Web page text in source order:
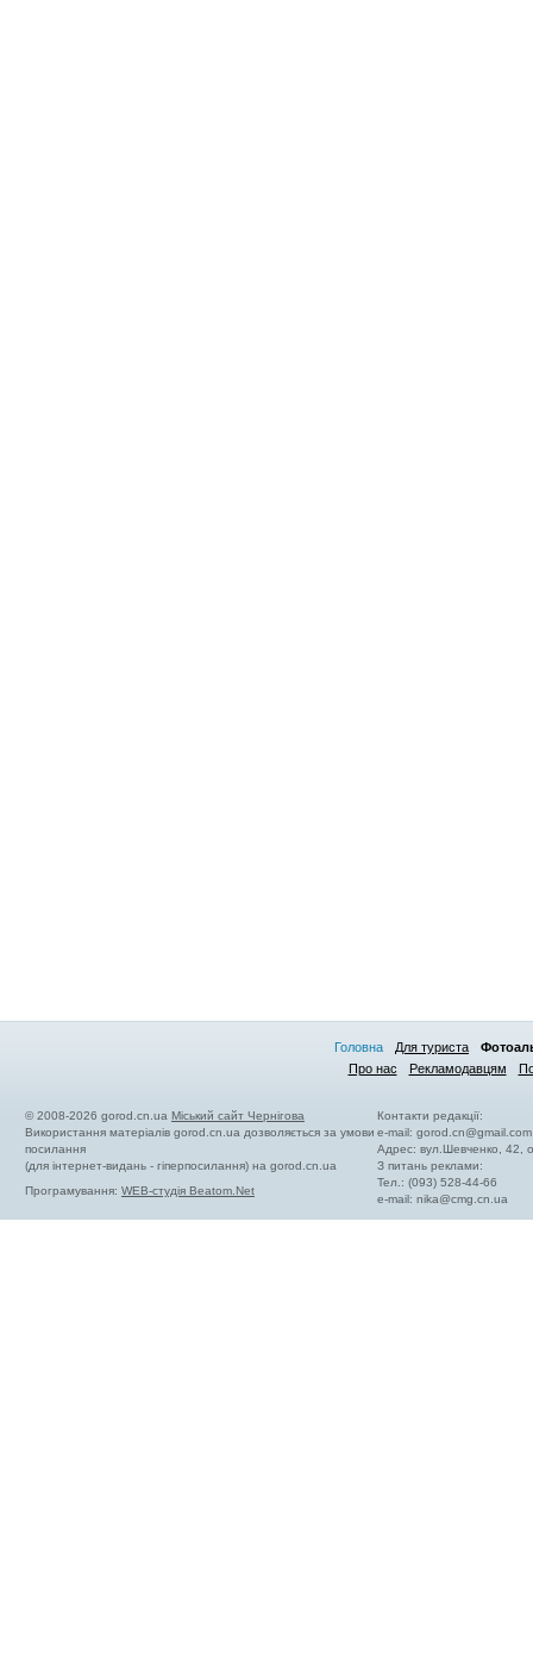
Головна Для туриста
Про нас
Рекламодавцям
© 2008-2026 gorod.cn.ua Міський сайт Чернігова
Використання матеріалів gorod.cn.ua дозволяється за умови
посилання
(для інтернет-видань - гіперпосилання) на gorod.cn.ua
Програмування: WEB-студія Beatom.Net
Контакти редакції:
e-mail:gorod.cn@gmail.com
Адрес: вул.Шевченко, 42,
З питань реклами:
Тел.: (093) 528-44-66
e-mail:nika@cmg.cn.ua